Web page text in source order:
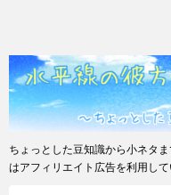
ちょっとした豆知識から小ネタ
はアフィリエイト広告を利用して